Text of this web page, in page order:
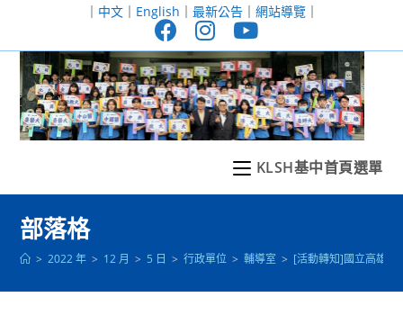
至
｜ 中文｜ English ｜ 最新公告｜ 網站導覽｜
KLSH基中首頁選單
部落格
> 2022 年 > 12 月 > 5 日 > 行政單位 > 輔導室 > [活動轉知]國立高雄師